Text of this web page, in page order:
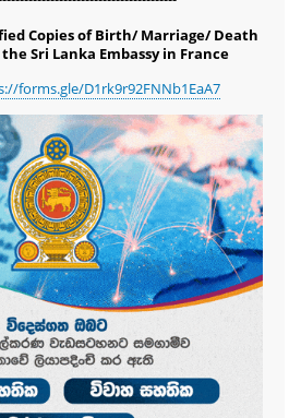
Copies of Birth/ Marriage/ Death
Sri Lanka Embassy in France
forms.gle/D1rk9r92FNNb1EaA7